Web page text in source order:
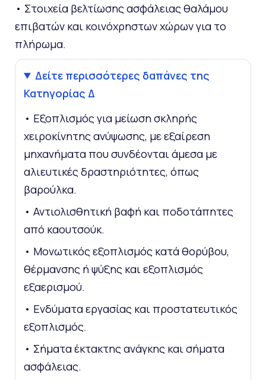
• Στοιχεία βελτίωσης ασφάλειας θαλάμου
επιβατών και κοινόχρηστων χώρων για το
πλήρωμα.
Δείτε περισσότερες δαπάνες της
Κατηγορίας Δ
• Εξοπλισμός για μείωση σκληρής
χειροκίνητης ανύψωσης, με εξαίρεση
μηχανήματα που συνδέονται άμεσα με
αλιευτικές δραστηριότητες, όπως
βαρούλκα.
• Αντιολισθητική βαφή και ποδοτάπητες
από καουτσούκ.
• Μονωτικός εξοπλισμός κατά θορύβου,
θέρμανσης ή ψύξης και εξοπλισμός
εξαερισμού.
• Ενδύματα εργασίας και προστατευτικός
εξοπλισμός.
• Σήματα έκτακτης ανάγκης και σήματα
ασφάλειας.